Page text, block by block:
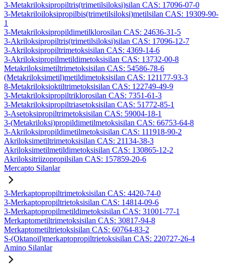
3-Metakriloksipropiltris(trimetilsiloksi)silan CAS: 17096-07-0
3-Metakriloiloksipropilbis(trimetilsiloksi)metilsilan CAS: 19309-90-
1
3-Metakriloksipropildimetilklorosilan CAS: 24636-31-5
3-Akriloksipropiltris(trimetilsiloksi)silan CAS: 17096-12-7
3-Akriloksipropiltrimetoksisilan CAS: 4369-14-6
3-Akriloksipropilmetildimetoksisilan CAS: 13732-00-8
Metakriloksimetiltrimetoksisilan CAS: 54586-78-6
(Metakriloksimetil)metildimetoksisilan CAS: 121177-93-3
8-Metakriloksioktiltrimetoksisilan CAS: 122749-49-9
3-Metakriloksipropiltriklorosilan CAS: 7351-61-3
3-Metakriloksipropiltriasetoksisilan CAS: 51772-85-1
3-Asetoksipropiltrimetoksisilan CAS: 59004-18-1
3-(Metakriloksi)propildimetilmetoksisilan CAS: 66753-64-8
3-Akriloksipropildimetilmetoksisilan CAS: 111918-90-2
Akriloksimetiltrimetoksisilan CAS: 21134-38-3
Akriloksimetilmetildimetoksisilan CAS: 130865-12-2
Akriloksitriizopropilsilan CAS: 157859-20-6
Mercapto Silanlar
3-Merkaptopropiltrimetoksisilan CAS: 4420-74-0
3-Merkaptopropiltrietoksisilan CAS: 14814-09-6
3-Merkaptopropilmetildimetoksisilan CAS: 31001-77-1
Merkaptometiltrimetoksisilan CAS: 30817-94-8
Merkaptometiltrietoksisilan CAS: 60764-83-2
S-(Oktanoil)merkaptopropiltrietoksisilan CAS: 220727-26-4
Amino Silanlar